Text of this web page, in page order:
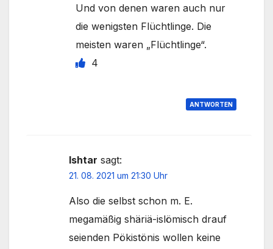
Und von denen waren auch nur
die wenigsten Flüchtlinge. Die
meisten waren „Flüchtlinge“.
4
ANTWORTEN
Ishtar sagt:
21. 08. 2021 um 21:30 Uhr
Also die selbst schon m. E.
megamäßig shäriä-islömisch drauf
seienden Pökistönis wollen keine